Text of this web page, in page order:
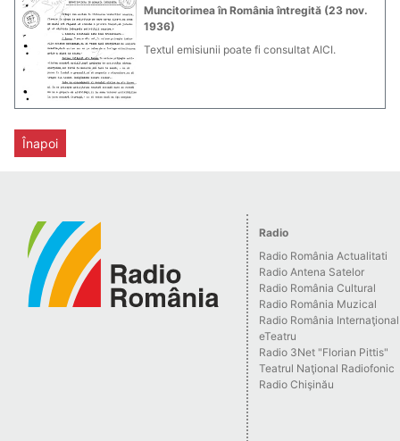
Muncitorimea în România întregită (23 nov.
1936)
Textul emisiunii poate fi consultat AICI.
Înapoi
Radio
Radio România Actualitati
Radio Antena Satelor
Radio România Cultural
Radio România Muzical
Radio România Internaţional
eTeatru
Radio 3Net "Florian Pittis"
Teatrul Naţional Radiofonic
Radio Chişinău